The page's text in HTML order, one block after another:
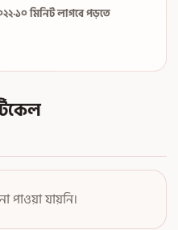
·১০ মিনিট লাগবে পড়তে
যায়নি।